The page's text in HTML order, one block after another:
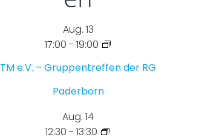
Aug. 13
17:00 - 19:00
TM e.V. – Gruppentreffen der RG
Paderborn
Aug. 14
12:30 - 13:30